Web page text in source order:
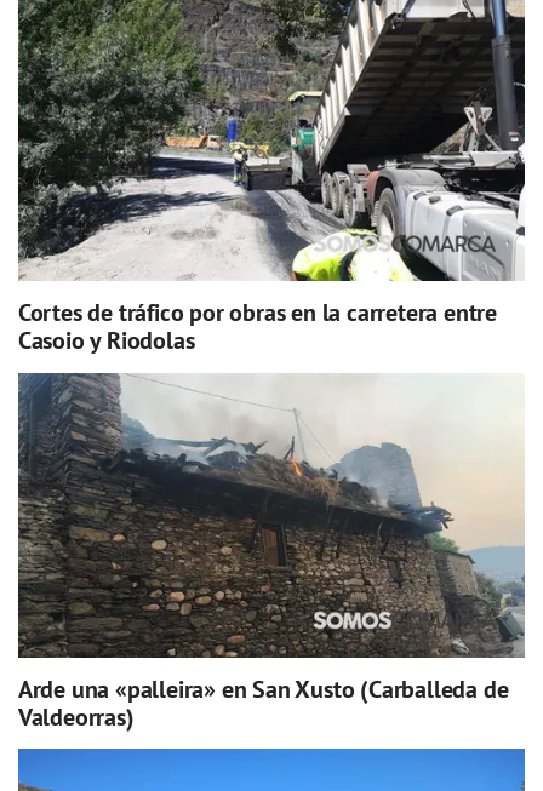
Cortes de tráfico por obras en la carretera entre
Casoio y Riodolas
Arde una «palleira» en San Xusto (Carballeda de
Valdeorras)